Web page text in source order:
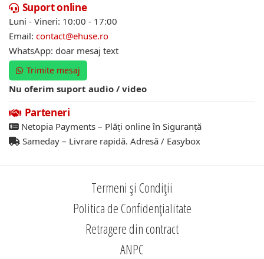
Suport online
Luni - Vineri: 10:00 - 17:00
Email: contact@ehuse.ro
WhatsApp: doar mesaj text
Trimite mesaj
Nu oferim suport audio / video
Parteneri
Netopia Payments – Plăți online în Siguranță
Sameday – Livrare rapidă. Adresă / Easybox
Termeni și Condiții
Politica de Confidențialitate
Retragere din contract
ANPC